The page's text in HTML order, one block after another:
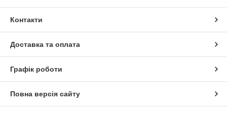
Контакти
Доставка та оплата
Графік роботи
Повна версія сайту